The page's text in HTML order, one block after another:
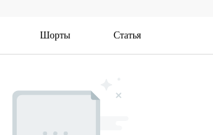
Шорты Статья